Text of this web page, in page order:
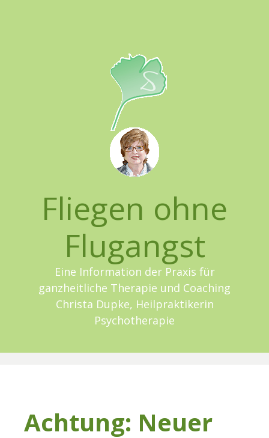
Fliegen ohne
Flugangst
Eine Information der Praxis für
ganzheitliche Therapie und Coaching
Christa Dupke, Heilpraktikerin
Psychotherapie
Achtung: Neuer